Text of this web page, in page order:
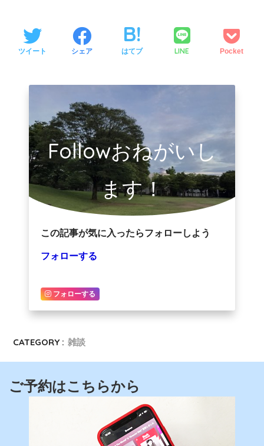
ツイート シェア はてブ LINE Pocket
Followおねがいし
ます！
この記事が気に入ったらフォローしよう
フォローする
フォローする
CATEGORY : 雑談
ご予約はこちらから